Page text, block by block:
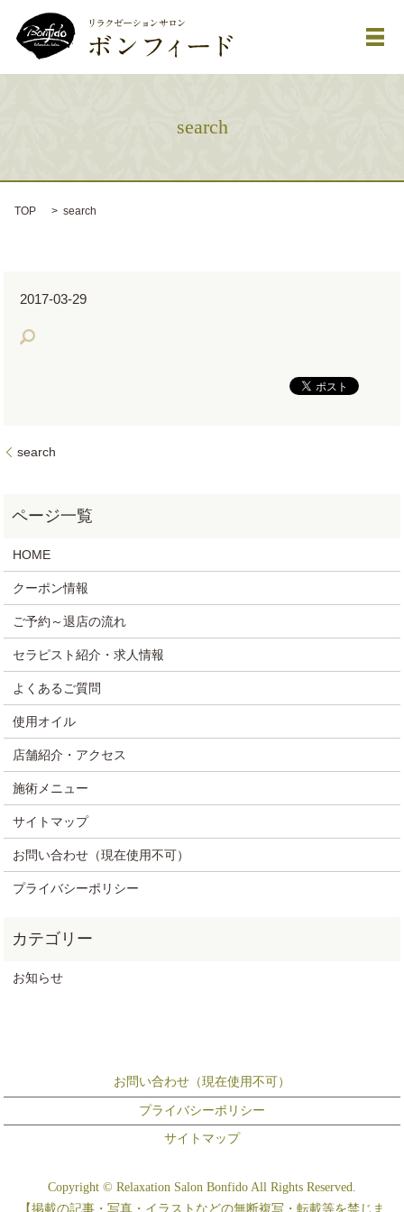
メ
search
TOP search
2017-03-29
search
HOME
クーポン情報
ご予約～退店の流れ
セラピスト紹介・求人情報
よくあるご質問
使用オイル
店舗紹介・アクセス
施術メニュー
サイトマップ
お問い合わせ（現在使用不可）
プライバシーポリシー
お知らせ
お問い合わせ（現在使用不可）
プライバシーポリシー
サイトマップ
Copyright © Relaxation Salon Bonfido All Rights Reserved.
【掲載の記事・写真・イラストなどの無断複写・転載等を禁じま